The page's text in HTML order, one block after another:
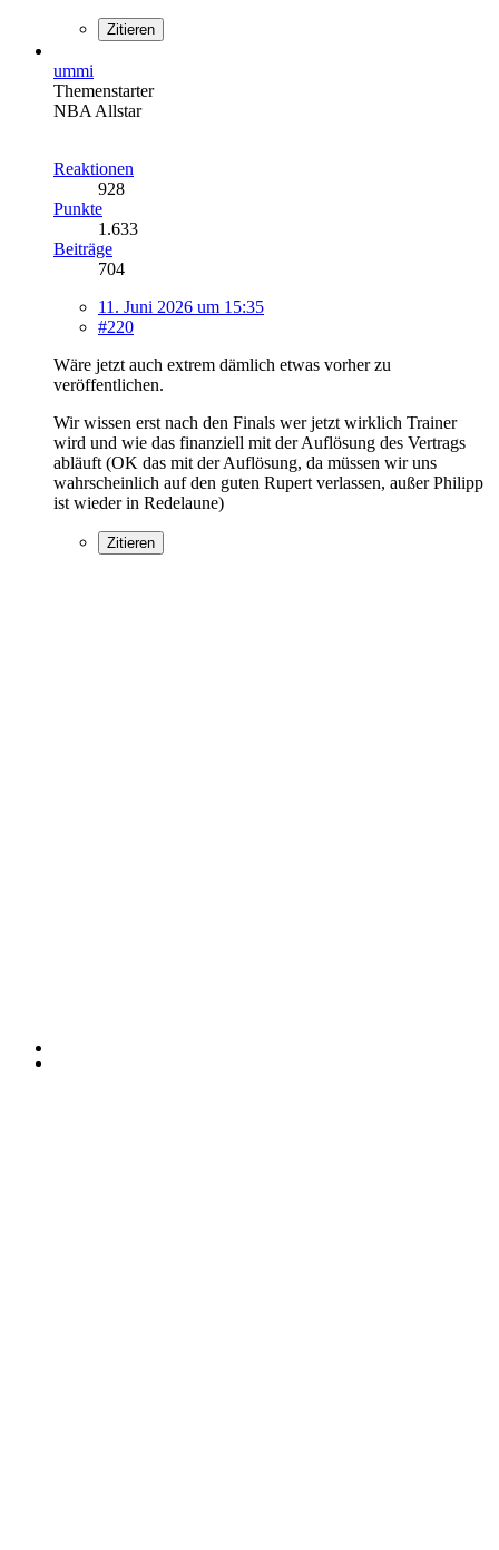
Zitieren
ummi
Themenstarter
NBA Allstar
Reaktionen
928
Punkte
1.633
Beiträge
704
11. Juni 2026 um 15:35
#220
Wäre jetzt auch extrem dämlich etwas vorher zu
veröffentlichen.
Wir wissen erst nach den Finals wer jetzt wirklich Trainer
wird und wie das finanziell mit der Auflösung des Vertrags
abläuft (OK das mit der Auflösung, da müssen wir uns
wahrscheinlich auf den guten Rupert verlassen, außer Philipp
ist wieder in Redelaune)
Zitieren